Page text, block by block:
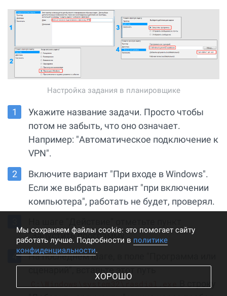
Настройка задания в планировщике
Укажите название задачи. Просто чтобы
потом не забыть, что оно означает.
Например: "Автоматическое подключение к
VPN".
Включите вариант "При входе в Windows".
Если же выбрать вариант "при включении
компьютера", работать не будет, проверял.
"Запустить программу".
На последнем шаге, в поле "Программа или
сценарий", вставьте этот путь
Мы cохраняем файлы cookie: это помогает сайту
работать лучше. Подробности в политике
конфиденциальности.
ХОРОШО